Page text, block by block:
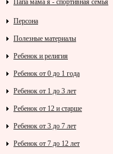
Папа мама я - спортивная семья
Персона
Полезные материалы
Ребенок и религия
Ребенок от 0 до 1 года
Ребенок от 1 до 3 лет
Ребенок от 12 и старше
Ребенок от 3 до 7 лет
Ребенок от 7 до 12 лет